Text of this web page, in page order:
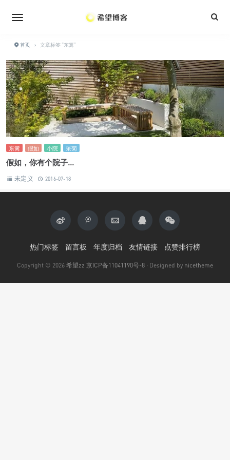
首页 › 文章标签 "东篱"
东篱 假如 小院 采菊
假如，你有个院子...
未定义 2016-07-18
热门标签 留言板 年度归档 友情链接 点赞排行榜
Copyright © 2026 希望zz 京ICP备11041190号-8 · Designed by nicetheme
•
•
•
•
•
•
•
•
•